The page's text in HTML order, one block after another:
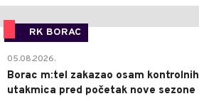
RK BORAC
05.08.2026.
Borac m:tel zakazao osam kontrolnih
utakmica pred početak nove sezone